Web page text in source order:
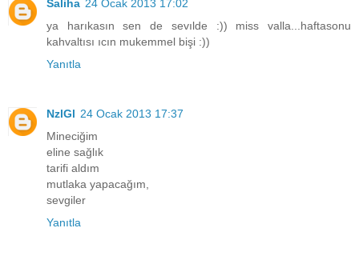
Saliha 24 Ocak 2013 17:02
ya harıkasın sen de sevılde :)) miss valla...haftasonu
kahvaltısı ıcın mukemmel bişi :))
Yanıtla
NzlGl 24 Ocak 2013 17:37
Mineciğim
eline sağlık
tarifi aldım
mutlaka yapacağım,
sevgiler
Yanıtla